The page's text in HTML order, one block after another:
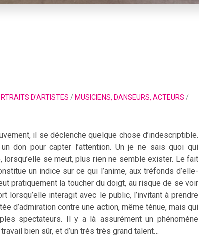
D'ARTISTES / MUSICIENS, DANSEURS, ACTEURS /
don pour capter l’attention. Un je ne sais quoi qui
lorsqu’elle se meut, plus rien ne semble exister. Le fait
un indice sur ce qui l’anime, aux tréfonds d’elle-
pratiquement la toucher du doigt, au risque de se voir
lorsqu’elle interagit avec le public, l’invitant à prendre
d’admiration contre une action, même ténue, mais qui
spectateurs. Il y a là assurément un phénomène
bien sûr, et d’un très très grand talent…